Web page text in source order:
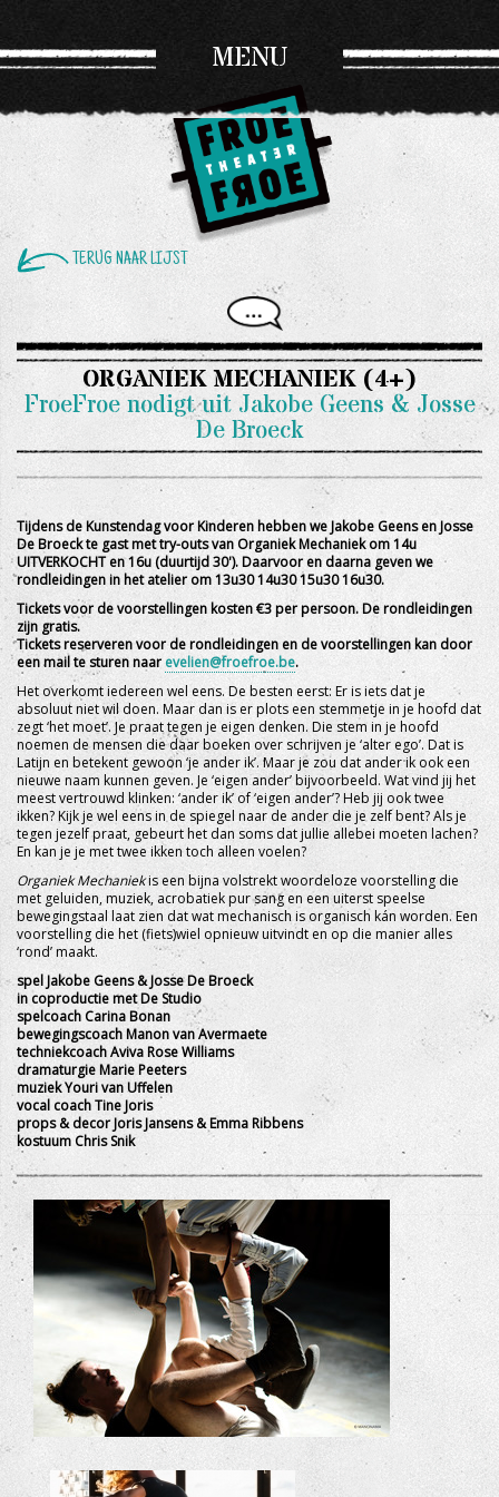
MENU
TERUG NAAR LIJST
ORGANIEK MECHANIEK (4+)
FroeFroe nodigt uit Jakobe Geens & Josse
De Broeck
Tijdens de Kunstendag voor Kinderen hebben we Jakobe Geens en Josse
De Broeck te gast met try-outs van Organiek Mechaniek om 14u
UITVERKOCHT en 16u (duurtijd 30'). Daarvoor en daarna geven we
rondleidingen in het atelier om 13u30 14u30 15u30 16u30.
Tickets voor de voorstellingen kosten €3 per persoon. De rondleidingen
zijn gratis.
Tickets reserveren voor de rondleidingen en de voorstellingen kan door
een mail te sturen naarevelien@froefroe.be.
Het overkomt iedereen wel eens. De besten eerst: Er is iets dat je
absoluut niet wil doen. Maar dan is er plots een stemmetje in je hoofd dat
zegt ‘het moet’. Je praat tegen je eigen denken. Die stem in je hoofd
noemen de mensen die daar boeken over schrijven je ‘alter ego’. Dat is
Latijn en betekent gewoon ‘je ander ik’. Maar je zou dat ander ik ook een
nieuwe naam kunnen geven. Je ‘eigen ander’ bijvoorbeeld. Wat vind jij het
meest vertrouwd klinken: ‘ander ik’ of ‘eigen ander’? Heb jij ook twee
ikken? Kijk je wel eens in de spiegel naar de ander die je zelf bent? Als je
tegen jezelf praat, gebeurt het dan soms dat jullie allebei moeten lachen?
En kan je je met twee ikken toch alleen voelen?
Organiek Mechaniekis een bijna volstrekt woordeloze voorstelling die
met geluiden, muziek, acrobatiek pur sang en een uiterst speelse
bewegingstaal laat zien dat wat mechanisch is organisch kán worden. Een
voorstelling die het (fiets)wiel opnieuw uitvindt en op die manier alles
‘rond’ maakt.
spel Jakobe Geens & Josse De Broeck
in coproductie met De Studio
spelcoach Carina Bonan
bewegingscoach Manon van Avermaete
techniekcoach Aviva Rose Williams
dramaturgie Marie Peeters
muziek Youri van Uffelen
vocal coach Tine Joris
props & decor Joris Jansens & Emma Ribbens
kostuum Chris Snik
+